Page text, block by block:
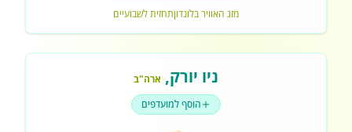
מזג האוויר בלונדוןתחזית לשבועיים
ניו יורק, ארה"ב
הוסף למועדפים